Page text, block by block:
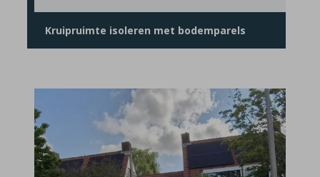
Kruipruimte isoleren met bodemparels